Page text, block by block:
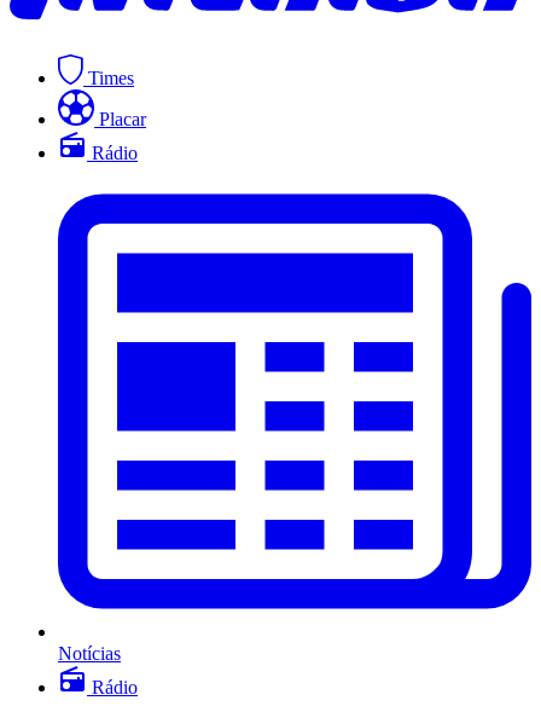
Times
Placar
Rádio
Notícias
Rádio